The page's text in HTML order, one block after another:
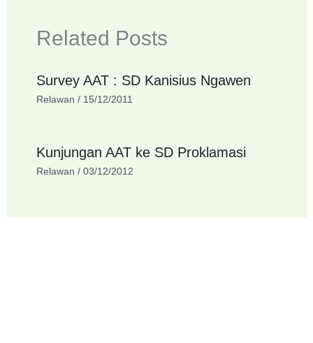
Related Posts
Survey AAT : SD Kanisius Ngawen
Relawan / 15/12/2011
Kunjungan AAT ke SD Proklamasi
Relawan / 03/12/2012